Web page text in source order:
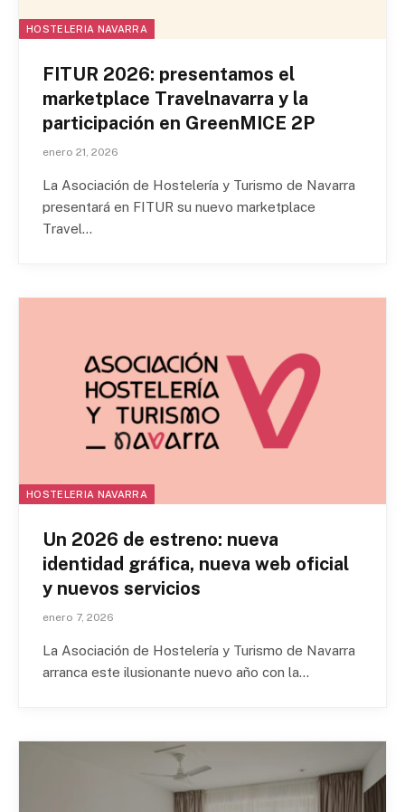
HOSTELERIA NAVARRA
FITUR 2026: presentamos el
marketplace Travelnavarra y la
participación en GreenMICE 2P
enero 21, 2026
La Asociación de Hostelería y Turismo de Navarra
presentará en FITUR su nuevo marketplace
Travel…
HOSTELERIA NAVARRA
Un 2026 de estreno: nueva
identidad gráfica, nueva web oficial
y nuevos servicios
enero 7, 2026
La Asociación de Hostelería y Turismo de Navarra
arranca este ilusionante nuevo año con la…